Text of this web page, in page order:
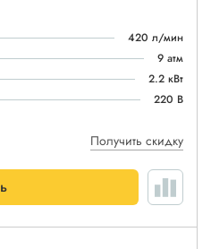
420 л/мин
9 атм
2.2 кВт
220 В
Получить скидку